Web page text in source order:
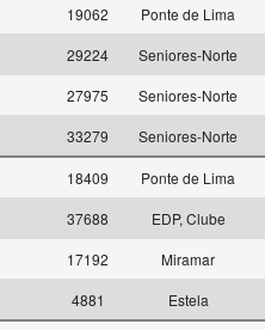
19062 Ponte de Lima
29224 Seniores-Norte
27975 Seniores-Norte
33279 Seniores-Norte
18409 Ponte de Lima
37688 EDP, Clube
17192 Miramar
4881 Estela